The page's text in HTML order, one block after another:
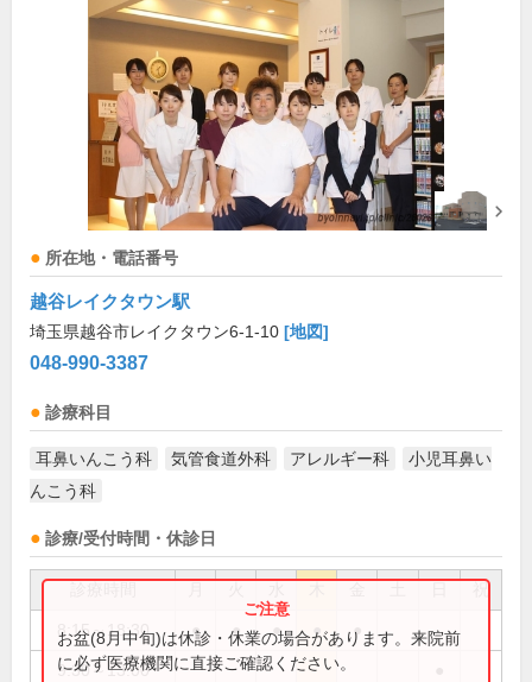
所在地・電話番号
越谷レイクタウン駅
埼玉県越谷市レイクタウン6-1-10 [地図]
048-990-3387
診療科目
耳鼻いんこう科 気管食道外科 アレルギー科
小児耳鼻い
んこう科
診療/受付時間・休診日
祝
8:15～18:30 ● ● ● ● ●
9:30～13:00
お盆(8月中旬)は休診・休業の場合があります。来院前
に必ず医療機関に直接ご確認ください。